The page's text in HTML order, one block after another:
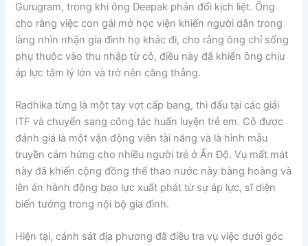
Gurugram, trong khi ông Deepak phản đối kịch liệt. Ông
cho rằng việc con gái mở học viện khiến người dân trong
làng nhìn nhận gia đình họ khác đi, cho rằng ông chỉ sống
phụ thuộc vào thu nhập từ cô, điều này đã khiến ông chịu
áp lực tâm lý lớn và trở nên căng thẳng.
Radhika từng là một tay vợt cấp bang, thi đấu tại các giải
ITF và chuyển sang công tác huấn luyện trẻ em. Cô được
đánh giá là một vận động viên tài năng và là hình mẫu
truyền cảm hứng cho nhiều người trẻ ở Ấn Độ. Vụ mất mát
này đã khiến cộng đồng thể thao nước này bàng hoàng và
lên án hành động bạo lực xuất phát từ sự áp lực, sĩ diện
biến tướng trong nội bộ gia đình.
Hiện tại, cảnh sát địa phương đã điều tra vụ việc dưới góc